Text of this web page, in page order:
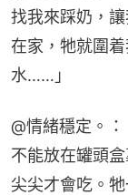
找我來踩奶，
在家，牠就圍
水……」
@情緒穩定。
不能放在罐頭
尖尖才會吃。